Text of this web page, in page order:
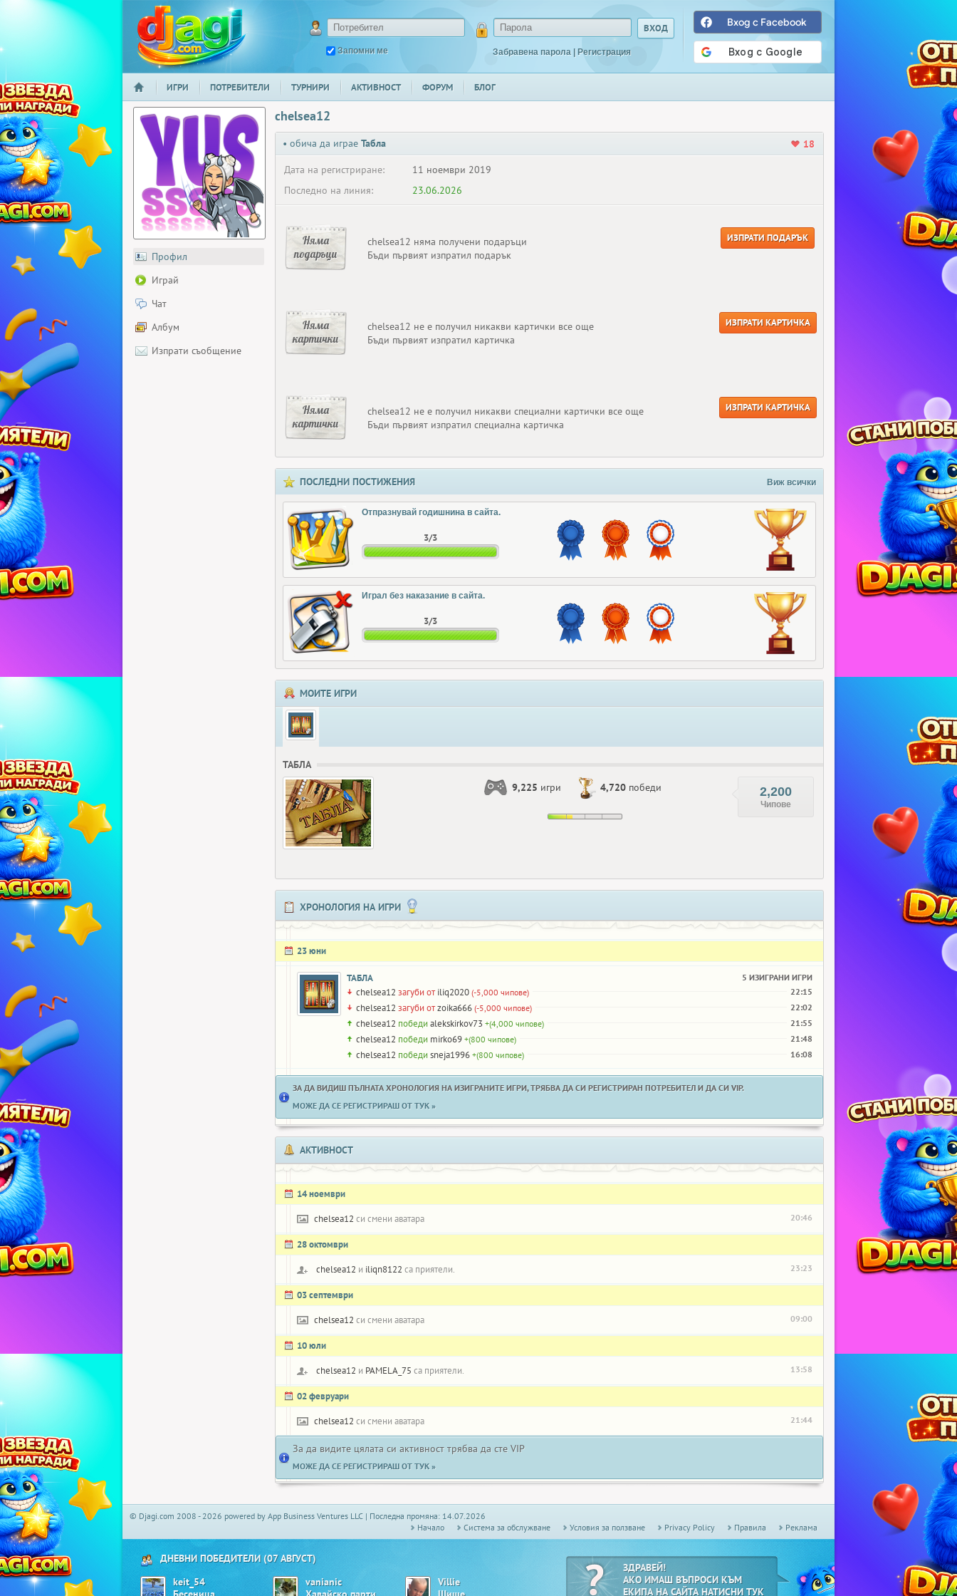
djagi.com
Запомни ме Забравена парола | Регистрация
Вход с Facebook
НАЧАЛО
ИГРИ ПОТРЕБИТЕЛИ ТУРНИРИ АКТИВНОСТ ФОРУМ БЛОГ
Профил
Играй
Чат
Албум
Изпрати съобщение
chelsea12
• обича да играе Табла
18
Дата на регистриране:
11 ноември 2019
Последно на линия:
23.06.2026
Няма
подаръци
chelsea12 няма получени подаръци
Бъди първият изпратил подарък
ИЗПРАТИ ПОДАРЪК
Няма
картички
chelsea12 не е получил никакви картички все още
Бъди първият изпратил картичка
ИЗПРАТИ КАРТИЧКА
Няма
картички
chelsea12 не е получил никакви специални картички все още
Бъди първият изпратил специална картичка
ИЗПРАТИ КАРТИЧКА
ПОСЛЕДНИ ПОСТИЖЕНИЯ Виж всички
Отпразнувай годишнина в сайта.
3/3
Играл без наказание в сайта.
3/3
МОИТЕ ИГРИ
ТАБЛА
9,225 игри 4,720 победи 2,200
Чипове
ХРОНОЛОГИЯ НА ИГРИ
23 юни
ТАБЛА 5 ИЗИГРАНИ ИГРИ
chelsea12 загуби от iliq2020 (-5,000 чипове) 22:15
chelsea12 загуби отzoika666 (-5,000 чипове) 22:02
chelsea12 победи alekskirkov73 +(4,000 чипове) 21:55
chelsea12 победи mirko69 +(800 чипове) 21:48
chelsea12 победи sneja1996 +(800 чипове) 16:08
ЗА ДА ВИДИШ ПЪЛНАТА ХРОНОЛОГИЯ НА ИЗИГРАНИТЕ ИГРИ, ТРЯБВА ДА СИ РЕГИСТРИРАН ПОТРЕБИТЕЛ И ДА СИ VIP.
МОЖЕ ДА СЕ РЕГИСТРИРАШ ОТ ТУК »
АКТИВНОСТ
14 ноември
chelsea12 си смени аватара 20:46
28 октомври
chelsea12 и iliqn8122 са приятели. 23:23
03 септември
chelsea12 си смени аватара 09:00
10 юли
chelsea12 и PAMELA_75 са приятели. 13:58
02 февруари
chelsea12 си смени аватара 21:44
За да видите цялата си активност трябва да сте VIP
МОЖЕ ДА СЕ РЕГИСТРИРАШ ОТ ТУК »
© Djagi.com 2008 - 2026 powered by App Business Ventures LLC | Последна промяна: 14.07.2026
Начало
Системa за обслужване Условия за ползване Privacy Policy Правила Реклама
ДНЕВНИ ПОБЕДИТЕЛИ (07 АВГУСТ)
keit_54
vanianic
Villie
ЗДРАВЕЙ!
АКО ИМАШ ВЪПРОСИ КЪМ
ЕКИПА НА САЙТА НАТИСНИ ТУК